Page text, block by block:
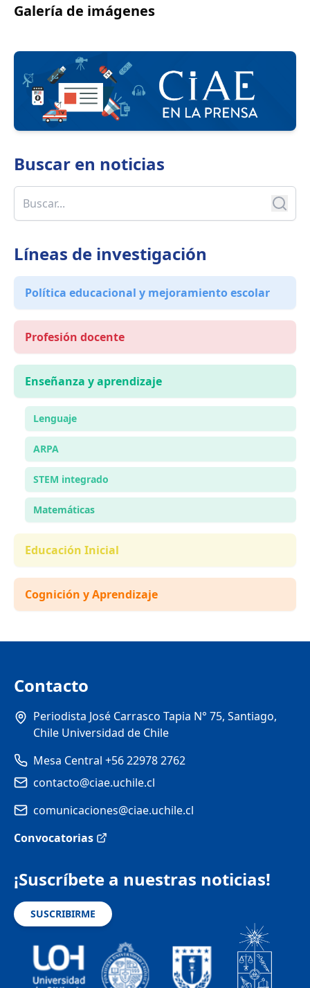
Galería de imágenes
Buscar en noticias
Líneas de investigación
Política educacional y mejoramiento escolar
Profesión docente
Enseñanza y aprendizaje
Lenguaje
ARPA
STEM integrado
Matemáticas
Educación Inicial
Cognición y Aprendizaje
Contacto
Periodista José Carrasco Tapia N° 75, Santiago,
Chile Universidad de Chile
Mesa Central +56 22978 2762
contacto@ciae.uchile.cl
comunicaciones@ciae.uchile.cl
Convocatorias
¡Suscríbete a nuestras noticias!
SUSCRIBIRME